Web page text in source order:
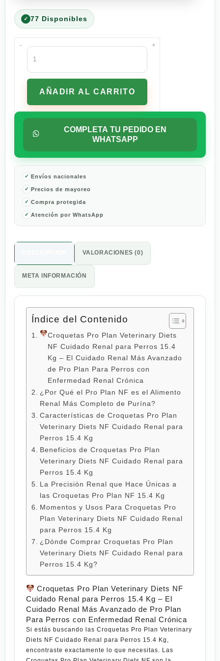
77 Disponibles
-
Croquetas
Pro
Plan
Veterinary
Diets
NF
Cuidado
para
Kg
cantidad
AÑADIR AL CARRITO
+
COMPLETA TU PEDIDO EN
WHATSAPP
Envíos nacionales
Precios de mayoreo
Compra protegida
Atención por WhatsApp
VALORACIONES (0)
META INFORMACIÓN
Índice del Contenido
Croquetas Pro Plan Veterinary Diets
NF Cuidado Renal para Perros 15.4
Kg – El Cuidado Renal Más Avanzado
de Pro Plan Para Perros con
Enfermedad Renal Crónica
¿Por Qué el Pro Plan NF es el Alimento
Renal Más Completo de Purína?
Características de Croquetas Pro Plan
Veterinary Diets NF Cuidado Renal para
Perros 15.4 Kg
Beneficios de Croquetas Pro Plan
Veterinary Diets NF Cuidado Renal para
Perros 15.4 Kg
La Precisión Renal que Hace Únicas a
las Croquetas Pro Plan NF 15.4 Kg
Momentos y Usos Para Croquetas Pro
Plan Veterinary Diets NF Cuidado Renal
para Perros 15.4 Kg
¿Dónde Comprar Croquetas Pro Plan
Veterinary Diets NF Cuidado Renal para
Perros 15.4 Kg?
Croquetas Pro Plan Veterinary Diets NF
Cuidado Renal para Perros 15.4 Kg – El
Cuidado Renal Más Avanzado de Pro Plan
Para Perros con Enfermedad Renal Crónica
Si estás buscando las Croquetas Pro Plan Veterinary
Diets NF Cuidado Renal para Perros 15.4 Kg
encontraste exactamente lo que necesitas. Las